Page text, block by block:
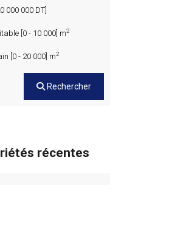
000 000 DT]
[ 0- 10 000] m2
[ 0- 20 000] m2
Rechercher
récentes